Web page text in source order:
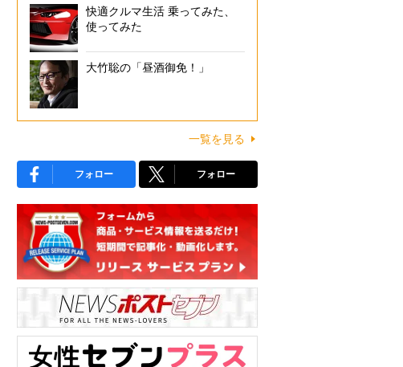
快適クルマ生活 乗ってみた、
使ってみた
大竹聡の「昼酒御免！」
一覧を見る
フォロー フォロー